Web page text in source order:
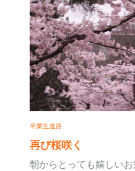
卒業生進路
再び桜咲く
朝からとっても嬉しいお